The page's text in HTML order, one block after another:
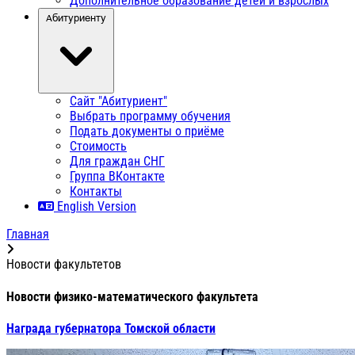
Абитуриенту
Сайт "Абитуриент"
Выбрать программу обучения
Подать документы о приёме
Стоимость
Для граждан СНГ
Группа ВКонтакте
Контакты
English Version
Главная
Новости факультетов
Новости физико-математического факультета
Награда губернатора Томской области